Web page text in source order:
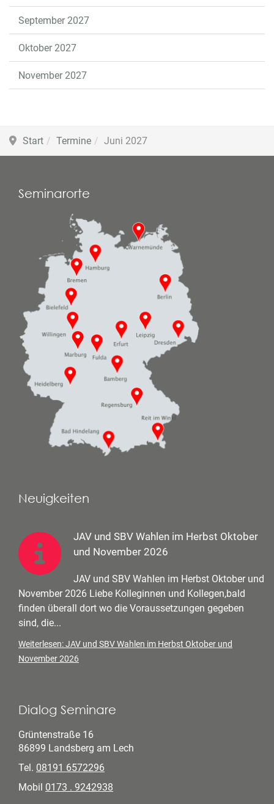
September 2027
Oktober 2027
November 2027
Start Termine Juni 2027
Seminarorte
Neuigkeiten
JAV und SBV Wahlen im Herbst Oktober
und November 2026
JAV und SBV Wahlen im Herbst Oktober und
November 2026 Liebe Kolleginnen und Kollegen,bald
finden überall dort wo die Voraussetzungen gegeben
sind, die...
Weiterlesen: JAV und SBV Wahlen im Herbst Oktober und
November 2026
Dialog Seminare
Grüntenstraße 16
86899 Landsberg am Lech
Tel. 08191 6572296
Mobil 0173 . 9242938